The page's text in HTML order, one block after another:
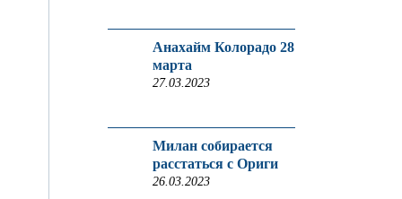
Анахайм Колорадо 28
марта
27.03.2023
Милан собирается
расстаться с Ориги
26.03.2023